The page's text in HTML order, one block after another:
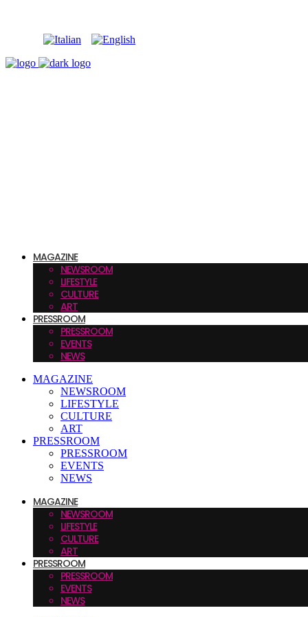
MAGAZINE
NEWSROOM
LIFESTYLE
CULTURE
ART
PRESSROOM
PRESSROOM
EVENTS
NEWS
MAGAZINE
NEWSROOM
LIFESTYLE
CULTURE
ART
PRESSROOM
PRESSROOM
EVENTS
NEWS
MAGAZINE
NEWSROOM
LIFESTYLE
CULTURE
ART
PRESSROOM
PRESSROOM
EVENTS
NEWS